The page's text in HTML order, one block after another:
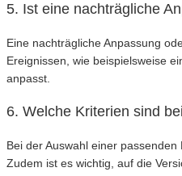
5. Ist eine nachträgliche
Eine nachträgliche Anpassung
Ereignissen, wie beispielsweise
anpasst.
6. Welche Kriterien sind
Bei der Auswahl einer
Zudem ist es wichtig, auf die